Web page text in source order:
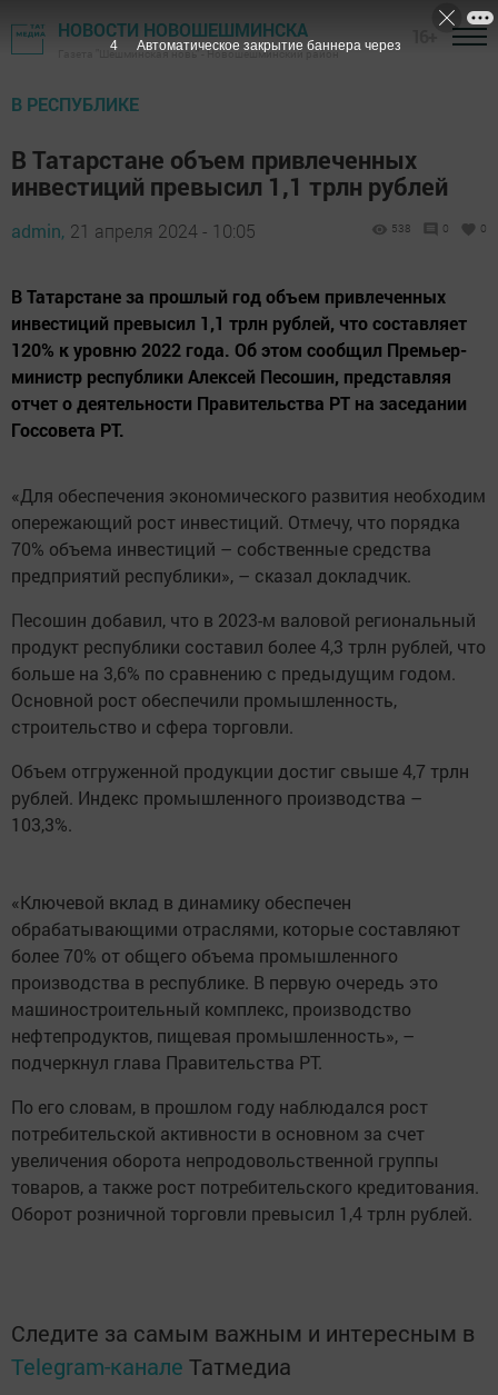
НОВОСТИ НОВОШЕШМИНСКА
Газета "Шешминская новь" - Новошешминский район
В РЕСПУБЛИКЕ
В Татарстане объем привлеченных
инвестиций превысил 1,1 трлн рублей
admin, 21 апреля 2024 - 10:05 538 0 0
В Татарстане за прошлый год объем привлеченных
инвестиций превысил 1,1 трлн рублей, что составляет
120% к уровню 2022 года. Об этом сообщил Премьер-
министр республики Алексей Песошин, представляя
отчет о деятельности Правительства РТ на заседании
Госсовета РТ.
«Для обеспечения экономического развития необходим
опережающий рост инвестиций. Отмечу, что порядка
70% объема инвестиций – собственные средства
предприятий республики», – сказал докладчик.
Песошин добавил, что в 2023-м валовой региональный
продукт республики составил более 4,3 трлн рублей, что
больше на 3,6% по сравнению с предыдущим годом.
Основной рост обеспечили промышленность,
строительство и сфера торговли.
Объем отгруженной продукции достиг свыше 4,7 трлн
рублей. Индекс промышленного производства –
103,3%.
«Ключевой вклад в динамику обеспечен
обрабатывающими отраслями, которые составляют
более 70% от общего объема промышленного
производства в республике. В первую очередь это
машиностроительный комплекс, производство
нефтепродуктов, пищевая промышленность», –
подчеркнул глава Правительства РТ.
По его словам, в прошлом году наблюдался рост
потребительской активности в основном за счет
увеличения оборота непродовольственной группы
товаров, а также рост потребительского кредитования.
Оборот розничной торговли превысил 1,4 трлн рублей.
Следите за самым важным и интересным в
Telegram-канале Татмедиа
3 Автоматическое закрытие баннера через